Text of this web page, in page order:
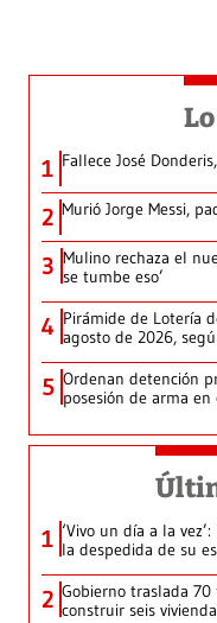
1 Fallece José
2 Murió Jorge Messi,
3 Mulino rechaza el
se tumbe eso’
4 Pirámide de Lotería
agosto de 2026,
5 Ordenan detención
posesión de arma en
1 ‘Vivo un día a la
la despedida de su
2 Gobierno traslada
construir seis